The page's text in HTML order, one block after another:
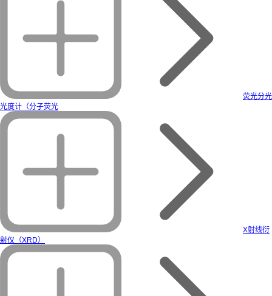
荧光分光
光度计（分子荧光
X射线衍
射仪（XRD）